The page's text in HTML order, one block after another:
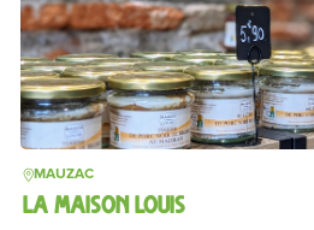
MAUZAC
LA MAISON LOUIS